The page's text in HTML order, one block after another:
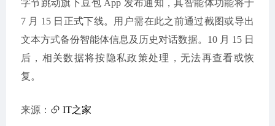
字节跳动旗下豆包 App 发布通知，其智能体功能将于
7 月 15 日正式下线。用户需在此之前通过截图或导出
文本方式备份智能体信息及历史对话数据。10 月 15 日
后，相关数据将按隐私政策处理，无法再查看或恢
复。
来源： IT之家